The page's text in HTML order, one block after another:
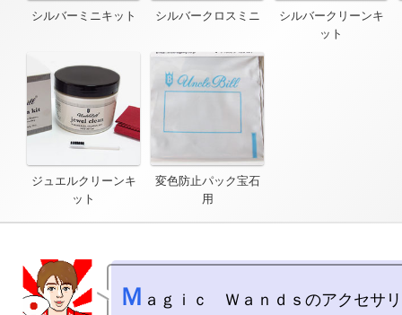
シルバーミニキット シルバークロスミニ
シルバークリーンキ
ット
ジュエルクリーンキ
ット
変色防止パック宝石
用
Ｍ ａｇｉｃ　Ｗａｎｄｓのアクセサ